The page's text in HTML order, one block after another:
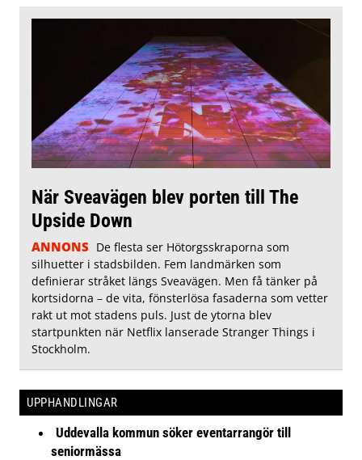
När Sveavägen blev porten till The
Upside Down
ANNONS De flesta ser Hötorgsskraporna som
silhuetter i stadsbilden. Fem landmärken som
definierar stråket längs Sveavägen. Men få tänker på
kortsidorna – de vita, fönsterlösa fasaderna som vetter
rakt ut mot stadens puls. Just de ytorna blev
startpunkten när Netflix lanserade Stranger Things i
Stockholm.
UPPHANDLINGAR
Uddevalla kommun söker eventarrangör till
seniormässa